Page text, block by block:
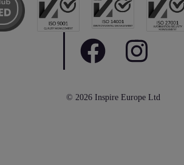
© 2026 Inspire Europe Ltd